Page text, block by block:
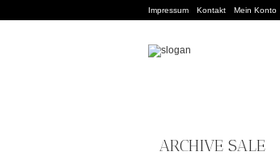
Impressum Kontakt Mein Konto
ARCHIVE SALE